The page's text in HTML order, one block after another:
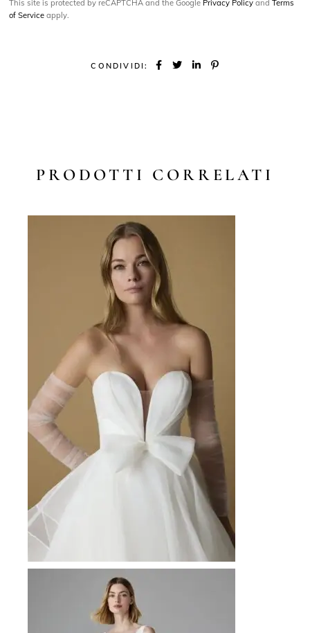
This site is protected by reCAPTCHA and the Google Privacy Policy andTerms
of Service apply.
CONDIVIDI:
PRODOTTI CORRELATI